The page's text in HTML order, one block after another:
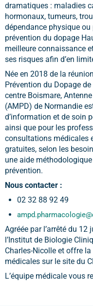
dramatiques : maladies
hormonaux, tumeurs,
dépendance physique
prévention du dopage
meilleure connaissance
ses risques afin d’en
Née en 2018 de la
Prévention du Dopage
centre Boismare,
(AMPD) de Normandie
d’information et de soin
ainsi que pour les
consultations médicales
gratuites, selon les
une aide
prévention.
Nous contacter :
02 32 88 92 49
Agréée par l’arrêté du
l’Institut de Biologie
Charles-Nicolle et offre
médicales sur le site du
L’équipe médicale vous